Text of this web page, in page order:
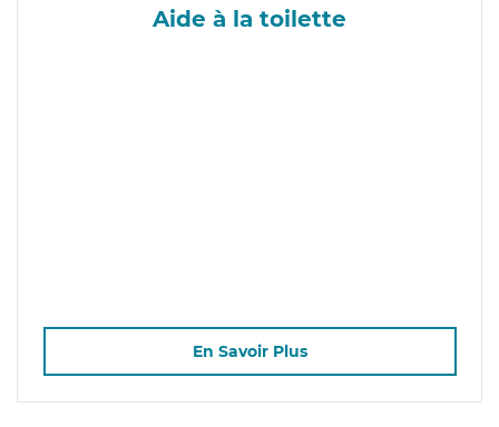
Aide à la toilette
En Savoir Plus